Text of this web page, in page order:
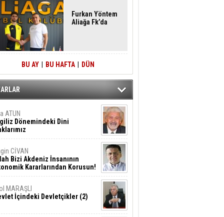
Furkan Yöntem
Aliağa Fk’da
BU AY BU HAFTA DÜN
ATUN
Dönemindeki Dini
CİVAN
Bizi Akdeniz İnsanının
Kararlarından Korusun!
MARAŞLI
İçindeki Devletçikler (2)